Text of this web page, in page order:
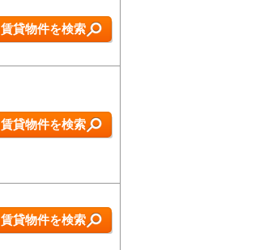
賃貸物件を検索
賃貸物件を検索
賃貸物件を検索